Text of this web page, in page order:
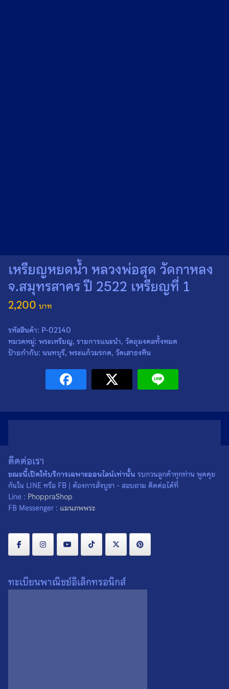
เหรียญหยดน้ำ หลวงพ่อสุด วัดกาหลง
จ.สมุทรสาคร ปี 2522 เหรียญที่ 1
2,200
รหัสสินค้า: P-02140
หมวดหมู่: พระเหรียญ, รายการแนะนำ, วัตถุมงคลทั้งหมด
ป้ายกำกับ: นนทบุรี, พระแก้วมรกต, วัดเสาธงหิน
ติดต่อเรา
ขณะนี้เปิดให้บริการเฉพาะออนไลน์เท่านั้น รบกวนลูกค้าทุกท่าน พูดคุย
กันใน LINE หรือ FB | ต้องการสั่งบูชา - สอบถาม ติดต่อได้ที่
Line : PhoppraShop
FB Messenger : แมนภพพระ
ทะเบียนพาณิชย์อิเล็กทรอนิกส์